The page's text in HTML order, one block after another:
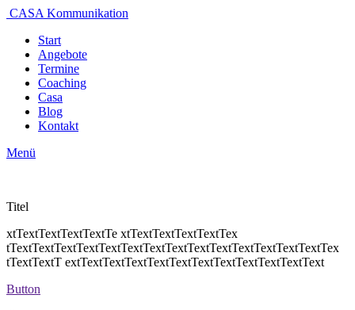
CASA Kommunikation
Start
Angebote
Termine
Coaching
Casa
Blog
Kontakt
Menü
Titel
xtTextTextTextTextTe xtTextTextTextTextTex
tTextTextTextTextTextTextTextTextTextTextTextTextTextTextTex
tTextTextT extTextTextTextTextTextTextTextTextTextTextText
Button